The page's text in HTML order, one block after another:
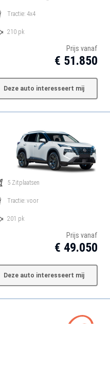
Tractie: 4x4
210 pk
Prijs vanaf
€ 51.850
Deze auto interesseert mij
5 Zitplaatsen
Tractie: voor
201 pk
Prijs vanaf
€ 49.050
Deze auto interesseert mij